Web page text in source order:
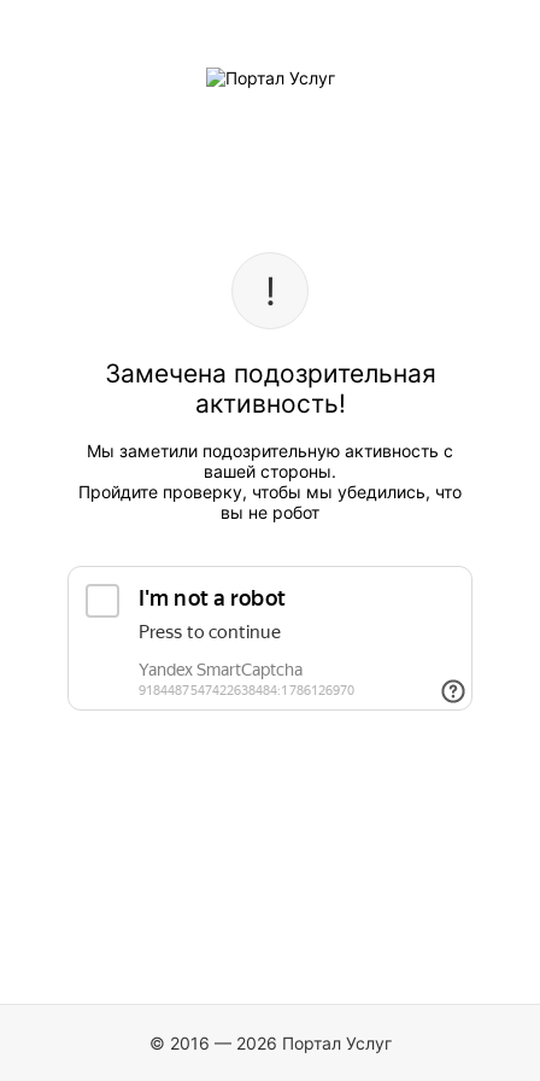
Замечена подозрительная
активность!
Мы заметили подозрительную активность с
вашей стороны.
Пройдите проверку, чтобы мы убедились, что
вы не робот
© 2016 — 2026 Портал Услуг